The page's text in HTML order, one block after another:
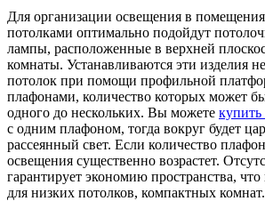
Для организации освещения в
потолками оптимально подойдут
лампы, расположенные в верхней
комнаты. Устанавливаются эти изделия
потолок при помощи профильной
плафонами, количество которых может
одного до нескольких. Вы можете
с одним плафоном, тогда вокруг будет
рассеянный свет. Если количество
освещения существенно возрастет.
гарантирует экономию пространства,
для низких потолков, компактных комнат.